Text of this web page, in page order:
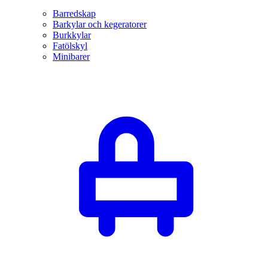
Barredskap
Barkylar och kegeratorer
Burkkylar
Fatölskyl
Minibarer